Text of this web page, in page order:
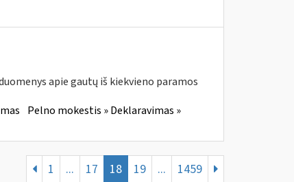
apie gautų iš kiekvieno paramos
Pelno mokestis » Deklaravimas »
1 ... 17 18 19 ... 1459